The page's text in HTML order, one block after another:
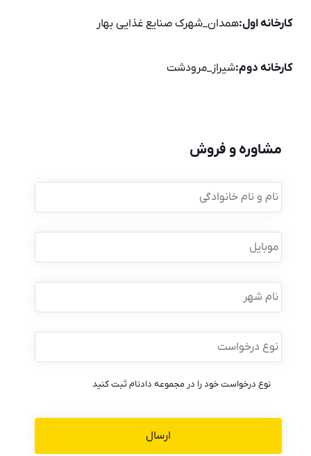
کارخانه اول:همدان_شهرک صنایع غذایی بهار
کارخانه دوم:شیراز_مرودشت
مشاوره و فروش
نام
و
نام
موبایل *
نام
شهر
نوع
درخواست *
نوع درخواست خود را در مجموعه دادنام ثبت کنید